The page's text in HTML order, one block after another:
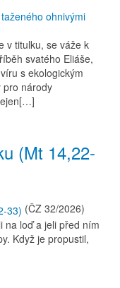
v titulku, se váže k
svatého Eliáše,
s ekologickým
pro národy
(Mt 14,22-
(ČZ 32/2026)
na loď a jeli před ním
Když je propustil,